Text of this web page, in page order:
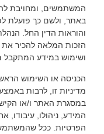
המשתמשים, ומחויבת
באתר, ולשם כך פועלת
והוראות הדין החל.
הזכות המלאה להכיר את
ושימוש במידע המתקבל
הכניסה או השימוש
מדיניות זו, לרבות
במסגרת האתר ו/או
המידע, ניהולו, עיבודו,
הפרטיות. ככל שהמשתמש